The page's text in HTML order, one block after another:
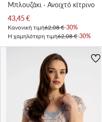
Μπλουζάκι · Ανοιχτό κίτρινο
Τρέχουσα τιμή
43,45€
Κανονική τιμή62,08 €-30%
Η χαμηλότερη τιμή62,08 €-30%